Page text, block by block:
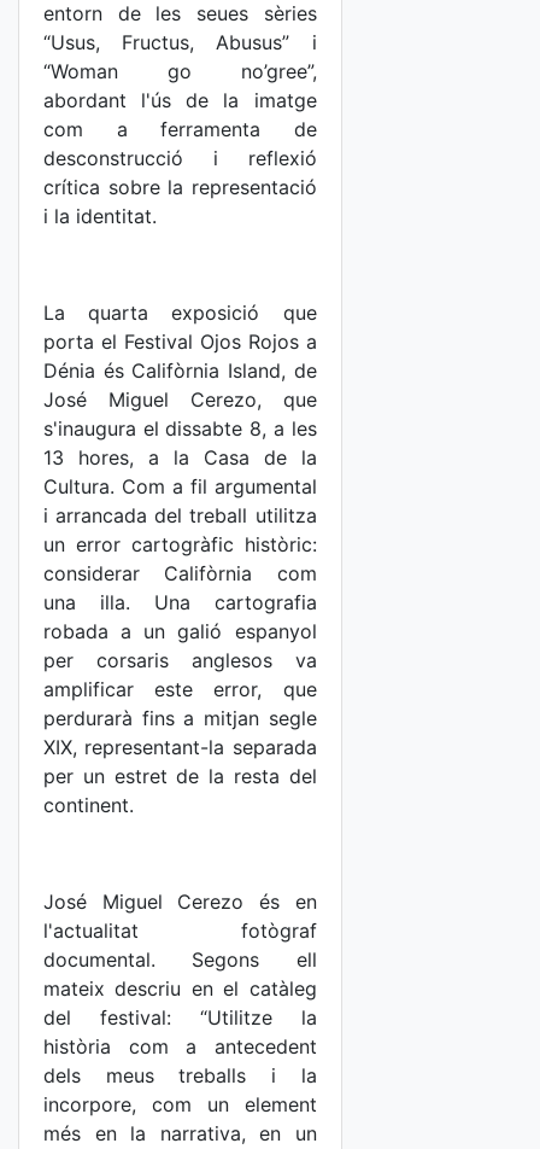
entorn de les seues sèries
“Usus, Fructus, Abusus” i
“Woman go no’gree”,
abordant l'ús de la imatge
com a ferramenta de
desconstrucció i reflexió
crítica sobre la representació
i la identitat.
La quarta exposició que
porta el Festival Ojos Rojos a
Dénia és Califòrnia Island, de
José Miguel Cerezo, que
s'inaugura el dissabte 8, a les
13 hores, a la Casa de la
Cultura. Com a fil argumental
i arrancada del treball utilitza
un error cartogràfic històric:
considerar Califòrnia com
una illa. Una cartografia
robada a un galió espanyol
per corsaris anglesos va
amplificar este error, que
perdurarà fins a mitjan segle
XIX, representant-la separada
per un estret de la resta del
continent.
José Miguel Cerezo és en
l'actualitat fotògraf
documental. Segons ell
mateix descriu en el catàleg
del festival: “Utilitze la
història com a antecedent
dels meus treballs i la
incorpore, com un element
més en la narrativa, en un